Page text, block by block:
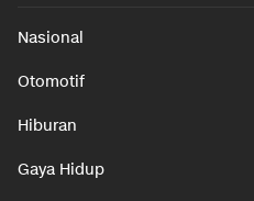
Nasional
Otomotif
Hiburan
Gaya Hidup